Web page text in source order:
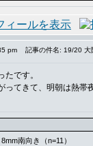
pm 記事の件名: 19/20 大
です。
ってきて、明朝は熱帯
8mm南向き（n=11）